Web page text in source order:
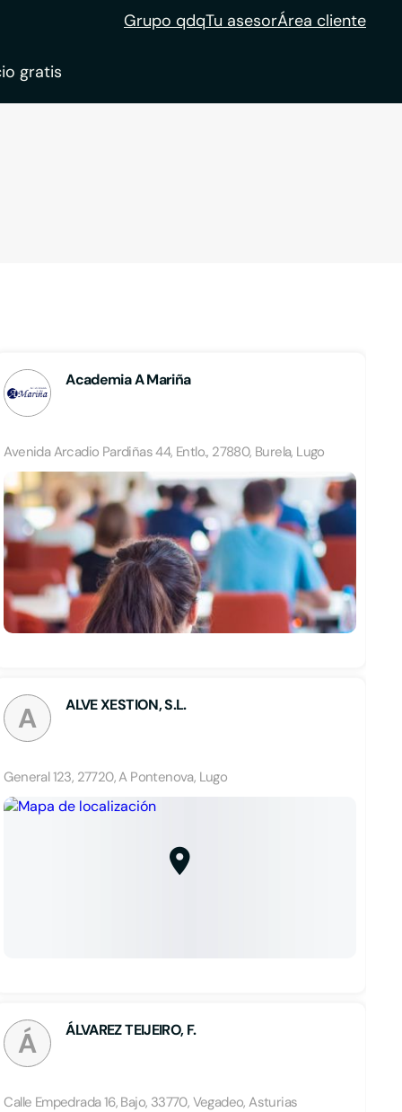
Grupo qdqTu asesorÁrea cliente
gratis
Academia A Mariña
Avenida Arcadio Pardiñas 44, Entlo., 27880, Burela, Lugo
A ALVE XESTION, S.L.
General 123, 27720, A Pontenova, Lugo
Á ÁLVAREZ TEIJEIRO, F.
Calle Empedrada 16, Bajo, 33770, Vegadeo, Asturias